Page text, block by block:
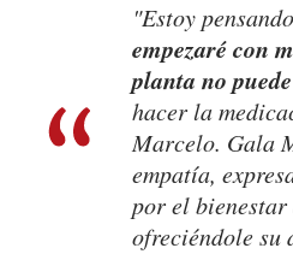
"Estoy
empezaré con
planta no
hacer la
Marcelo. Gala
empatía,
por el bienestar
ofreciéndole su